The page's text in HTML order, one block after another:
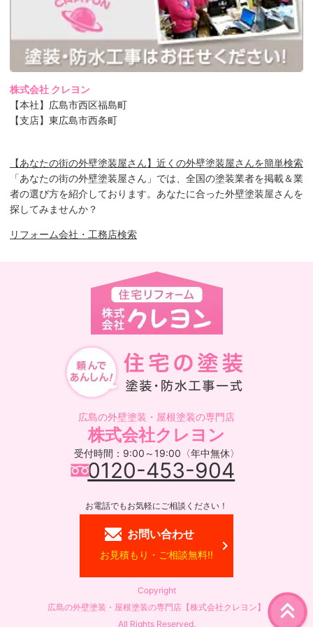
株式会社 クレヨン
【本社】広島市西区福島町
【支店】東広島市西条町
【あなたの街の外壁塗装屋さん】近くの外壁塗装屋さんを簡単検索
「あなたの街の外壁塗装屋さん」では、全国の塗装業者を掲載＆業
者の選び方を紹介しております。あなたに合った外壁塗装屋さんを
探してみませんか？
リフォーム会社・工務店検索
広島の外壁塗装・屋根塗装の専門店
株式会社クレヨン
受付時間：9:00～19:00〈年中無休〉
0120-453-904
お電話でもお気軽にご相談ください！
お問い合わせ
お見積もり・ご相談無料!!
Copyright
広島の外壁塗装・屋根塗装の専門店【株式会社クレヨン】
All Rights Reserved.